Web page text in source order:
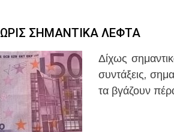
ΣΗΜΑΝΤΙΚΑ ΛΕΦΤΑ
Δίχως
συντάξεις,
τα βγάζουν